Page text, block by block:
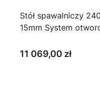
Stół spawalniczy
15mm System
11 069,00 zł